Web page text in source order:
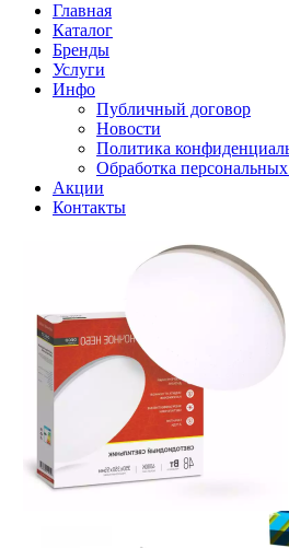
Главная
Каталог
Бренды
Услуги
Инфо
Публичный договор
Новости
Политика
Обработка
Акции
Контакты